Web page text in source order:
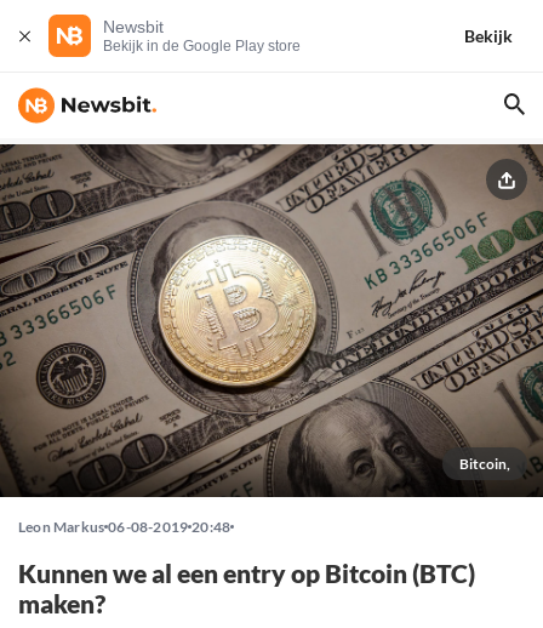
Newsbit
Bekijk in de Google Play store
Bekijk
Bitcoin,
Leon Markus 06-08-2019 20:48
Kunnen we al een entry op Bitcoin (BTC)
maken?